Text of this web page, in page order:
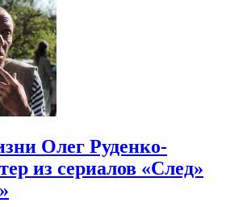
Олег Руденко-
из сериалов «След»